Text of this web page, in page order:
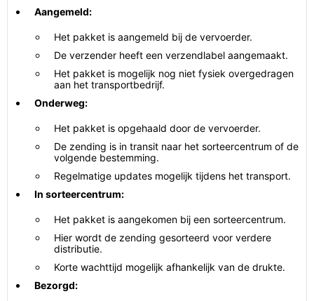
Aangemeld:
Het pakket is aangemeld bij de vervoerder.
De verzender heeft een verzendlabel aangemaakt.
Het pakket is mogelijk nog niet fysiek overgedragen
aan het transportbedrijf.
Onderweg:
Het pakket is opgehaald door de vervoerder.
De zending is in transit naar het sorteercentrum of de
volgende bestemming.
Regelmatige updates mogelijk tijdens het transport.
In sorteercentrum:
Het pakket is aangekomen bij een sorteercentrum.
Hier wordt de zending gesorteerd voor verdere
distributie.
Korte wachttijd mogelijk afhankelijk van de drukte.
Bezorgd: